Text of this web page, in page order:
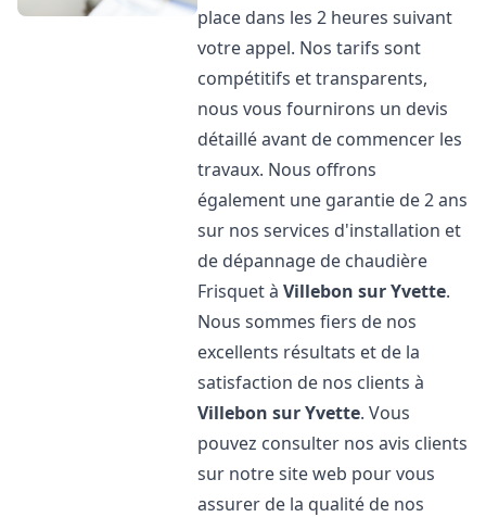
place dans les 2 heures suivant
votre appel. Nos tarifs sont
compétitifs et transparents,
nous vous fournirons un devis
détaillé avant de commencer les
travaux. Nous offrons
également une garantie de 2 ans
sur nos services d'installation et
de dépannage de chaudière
Frisquet àVillebon sur Yvette.
Nous sommes fiers de nos
excellents résultats et de la
satisfaction de nos clients à
Villebon sur Yvette. Vous
pouvez consulter nos avis clients
sur notre site web pour vous
assurer de la qualité de nos